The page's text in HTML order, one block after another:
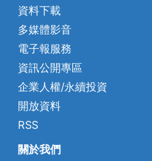
資料下載
多媒體影音
電子報服務
資訊公開專區
企業人權/永續投資
開放資料
RSS
關於我們